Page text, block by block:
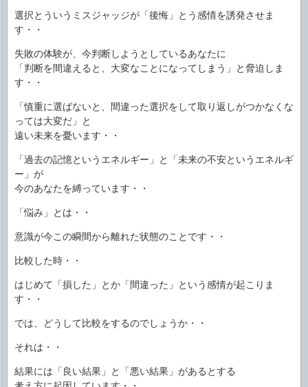
選択とういうミスジャッジが「後悔」とう感情を誘発させま
す・・
失敗の体験が、今判断しようとしているあなたに
「判断を間違えると、大変なことになってしまう」と脅迫しま
す・・
「慎重に選ばないと、間違った選択をして取り返しがつかなくな
っては大変だ」と
遠い未来を憂います・・
「過去の記憶というエネルギー」と「未来の不安というエネルギ
ー」が
今のあなたを縛っています・・
「悩み」とは・・
意識が今この瞬間から離れた状態のことです・・
比較した時・・
はじめて「損した」とか「間違った」という感情が起こりま
す・・
では、どうして比較をするのでしょうか・・
それは・・
結果には「良い結果」と「悪い結果」があるとする